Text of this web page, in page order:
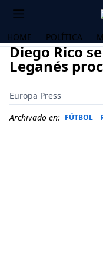
HOME POLÍTICA
Diego Rico
Leganés
Europa Press
Archivado en: FÚTBOL